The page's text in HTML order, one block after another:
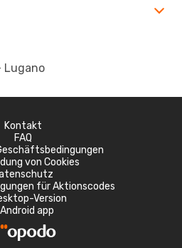
Lugano
Kontakt
FAQ
von Cookies
für Aktionscodes
Version
Android app